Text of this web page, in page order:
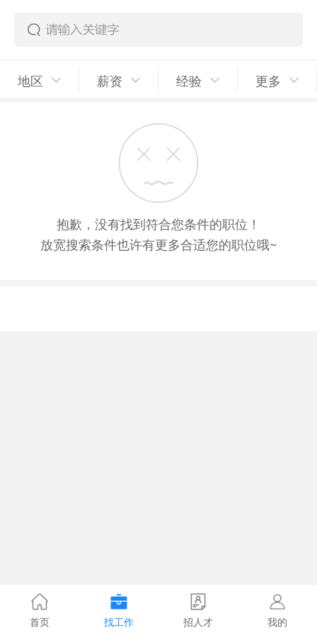
地区 薪资 经验 更多
抱歉，没有找到符合您条件的职位！
放宽搜索条件也许有更多合适您的职位哦~
首页 找工作 招人才 我的